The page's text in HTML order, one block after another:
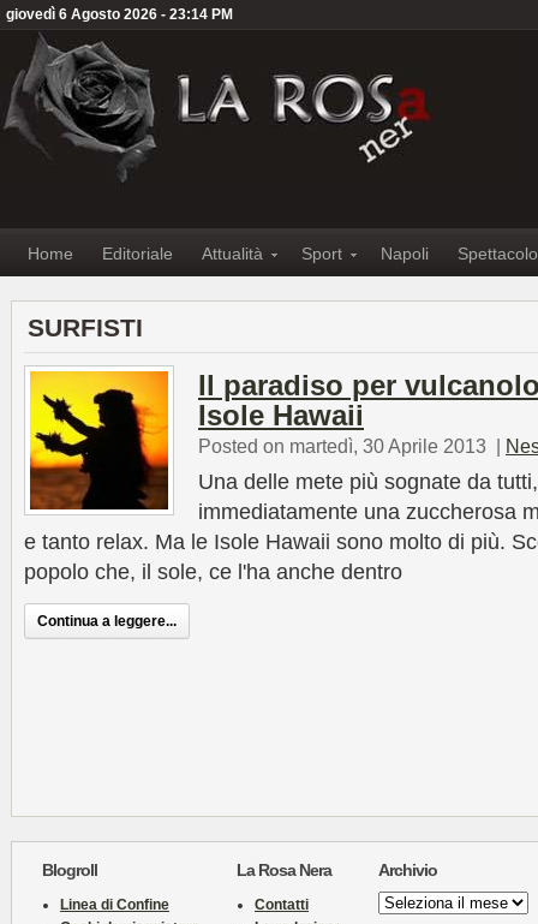
giovedì 6 Agosto 2026 - 23:14 PM
Home Editoriale Attualità Sport Napoli Spettacolo
SURFISTI
Il paradiso per
Isole Hawaii
Posted on martedì, 30 Aprile 2013 |
Una delle mete più sognate da
immediatamente una zuccherosa
e tanto relax. Ma le Isole Hawaii sono molto di più.
popolo che, il sole, ce l'ha anche dentro
Continua a leggere...
Blogroll
Linea di Confine
La Rosa Nera
Contatti
Archivio
Archivio